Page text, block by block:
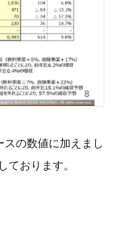
の数値に加えまし
ております。